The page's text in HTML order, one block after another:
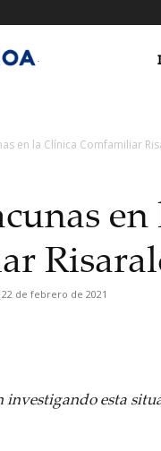
en la Clínica Comfamiliar
22 de febrero de 2021
investigando esta